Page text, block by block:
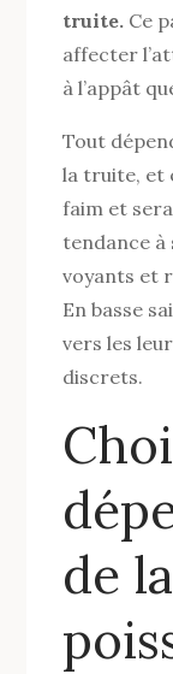
truite. Ce
affecter
à l’appât
Tout
la truite, et
faim et
tendance à
voyants et
En basse
vers les
discrets.
de